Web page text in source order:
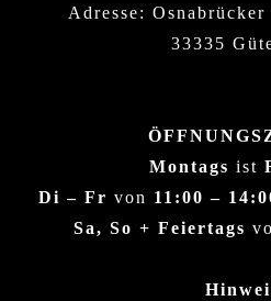
Adresse:
33335
Montags ist
Di – Fr von 11:00 –
Sa, So + Feiertags